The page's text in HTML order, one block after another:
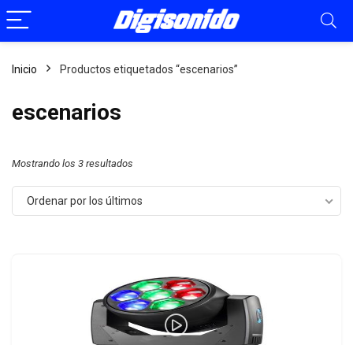
Inicio Productos etiquetados “escenarios”
escenarios
Mostrando los 3 resultados
Ordenar por los últimos